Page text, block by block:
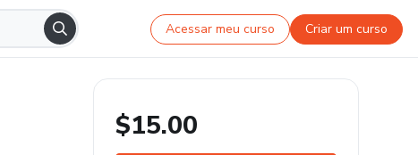
Acessar meu curso Criar um curso
$15.00